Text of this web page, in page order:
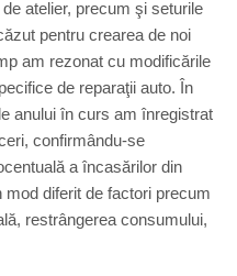
atelier, precum şi seturile
pentru crearea de noi
am rezonat cu modificările
de reparaţii auto. În
anului în curs am înregistrat
confirmându-se
a încasărilor din
mod diferit de factori precum
restrângerea consumului,